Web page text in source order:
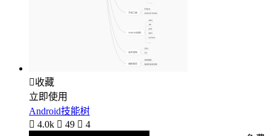
收藏
立即使用
Android技能树
 4.0k  49  4